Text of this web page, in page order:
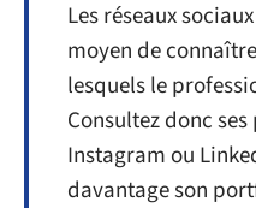
Les réseaux
moyen de
lesquels le
Consultez donc
Instagram ou
davantage son